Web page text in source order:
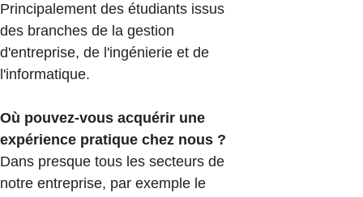
Principalement des étudiants issus
des branches de la gestion
d'entreprise, de l'ingénierie et de
l'informatique.
Où pouvez-vous acquérir une
expérience pratique chez nous ?
Dans presque tous les secteurs de
notre entreprise, par exemple le